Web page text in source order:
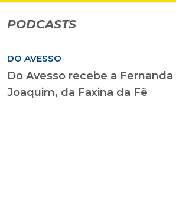
PODCASTS
DO AVESSO
Do Avesso recebe a
Joaquim, da Faxina da Fê